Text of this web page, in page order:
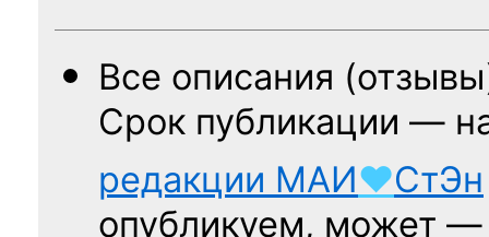
Все описания
Срок публикации —
редакции МАИ♥СтЭн